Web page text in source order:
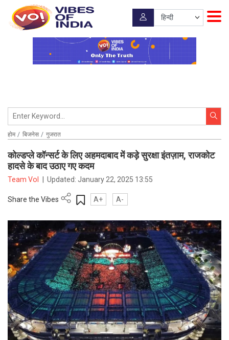
होम बिजनेस गुजरात
कोल्डप्ले कॉन्सर्ट के लिए अहमदाबाद में कड़े सुरक्षा इंतज़ाम, राजकोट
हादसे के बाद उठाए गए कदम
Team VoI Updated:January 22, 2025 13:55
Share the Vibes A+ A-